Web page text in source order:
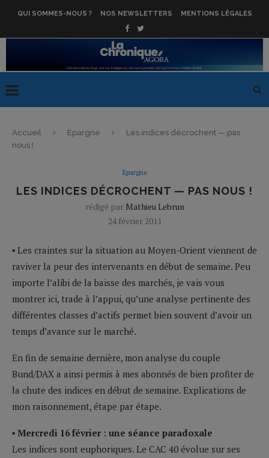
QUI SOMMES-NOUS ? NOS NEWSLETTERS MENTIONS LÉGALES
Accueil Epargne
Les indices décrochent — pas
nous !
Epargne
LES INDICES DÉCROCHENT — PAS NOUS !
rédigé par Mathieu Lebrun
24 février 2011
▪ Les craintes sur la situation au Moyen-Orient viennent de
raviver la peur des intervenants en début de semaine. Peu
importe l’alibi de la baisse des marchés, je vais vous
montrer ici, trade à l’appui, qu’une analyse pertinente des
différentes classes d’actifs permet bien souvent d’avoir un
temps d’avance sur le marché.
En fin de semaine dernière, mon analyse du couple
Bund/DAX a ainsi permis à mes abonnés de bien profiter de
la chute des indices en début de semaine. Explications de
mon raisonnement, étape par étape.
▪ Mercredi 16 février : une séance paradoxale
Les indices sont euphoriques. Le CAC 40 évolue sur ses